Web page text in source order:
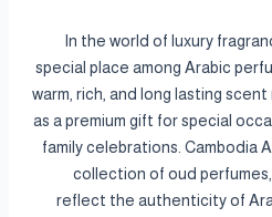
In the world of luxury
special place among Arabic
warm, rich, and long lasting
as a premium gift for special
family celebrations. Cambodia
collection of oud
reflect the authenticity of